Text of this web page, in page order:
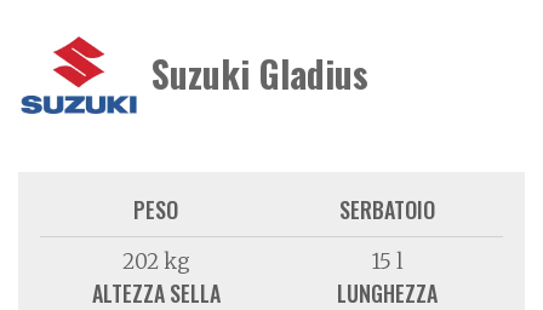
Suzuki Gladius
PESO
202 kg
SERBATOIO
15 l
ALTEZZA SELLA LUNGHEZZA